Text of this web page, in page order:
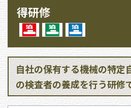
得研修
自社の保有する機械の特定
の検査者の養成を行う研修